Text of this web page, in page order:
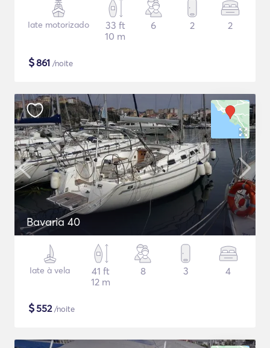
Iate motorizado
33 ft
10 m
6 2 2
$861 /noite
Bavaria 40
Iate à vela
41 ft
12 m
8 3 4
$552/noite